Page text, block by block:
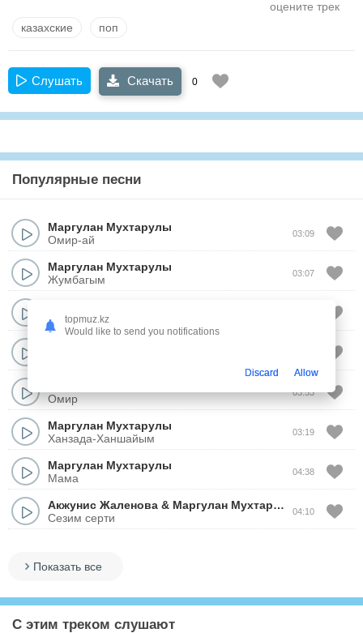
оцените трек
казахские поп
Слушать Скачать 0
Популярные песни
Маргулан Мухтарулы
Омир-ай
03:09
Маргулан Мухтарулы
Жумбагым
03:07
Саулем-ай
Омир
03:53
Маргулан Мухтарулы
Ханзада-Ханшайым
03:19
Маргулан Мухтарулы
Мама
04:38
Акжунис Жаленова & Маргулан Мухтарулы
Сезим серти
04:10
Показать все
С этим треком слушают
topmuz.kz
Would like to send you notifications
Discard Allow